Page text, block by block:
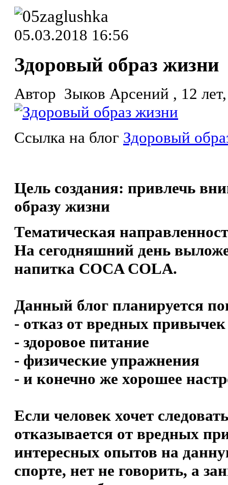
05.03.2018 16:56
Здоровый образ жизни
Автор Зыков Арсений , 12
Ссылка на блог Здоровый
Цель создания: привлечь
образу жизни
Тематическая
На сегодняшний день
напитка COCA COLA.
Данный блог планируется
- отказ от вредных привычек
- здоровое питание
- физические упражнения
- и конечно же хорошее
Если человек хочет
отказывается от вредных
интересных опытов на
спорте, нет не говорить, а